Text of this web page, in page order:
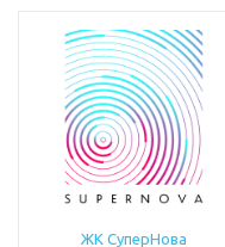
ЖК СуперНова